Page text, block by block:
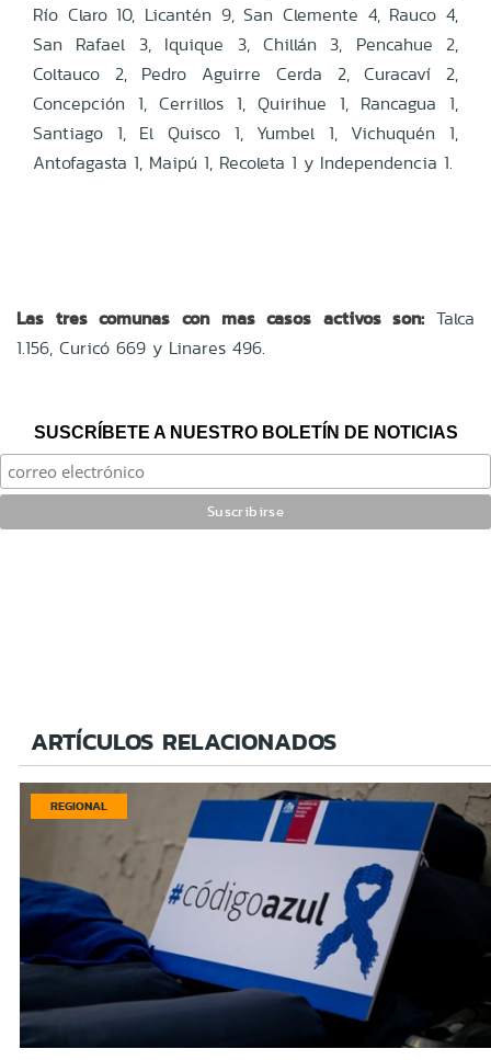
Río Claro 10, Licantén 9, San Clemente 4, Rauco 4,
San Rafael 3, Iquique 3, Chillán 3, Pencahue 2,
Coltauco 2, Pedro Aguirre Cerda 2, Curacaví 2,
Concepción 1, Cerrillos 1, Quirihue 1, Rancagua 1,
Santiago 1, El Quisco 1, Yumbel 1, Vichuquén 1,
Antofagasta 1, Maipú 1, Recoleta 1 y Independencia 1.
Las tres comunas con mas casos activos son: Talca
1.156, Curicó 669 y Linares 496.
SUSCRÍBETE A NUESTRO BOLETÍN DE NOTICIAS
ARTÍCULOS RELACIONADOS
REGIONAL